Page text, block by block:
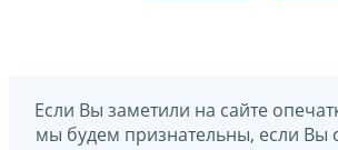
Если Вы заметили на сайте
мы будем признательны, если Вы